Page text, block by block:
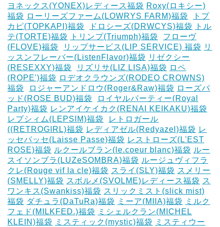
ヨネックス(YONEX)レディース福袋 Roxy(ロキシー)
福袋 ローリーズファーム(LOWRYS FARM)福袋
トプ
カピ(TOPKAPI)福袋
ドロシーズ(DRWCYS)福袋
トル
テ(TORTE)福袋
トリンプ(Triumph)福袋
フローヴ
(FLOVE)福袋
リップサービス(LIP SERVICE) 福袋 リ
ッスンフレーバー(ListenFlavor)福袋 リゼクシー
(RESEXXY)福袋
リズリサ(LIZ LISA)福袋 ロペ
(ROPE')福袋 ロデオクラウンズ(RODEO CROWNS)
福袋
ロジャーアンドロウ(Roger&Raw)福袋 ローズバ
ッド(ROSE BUD)福袋
ロイヤルパーティー(Royal
Party)福袋 レンアイケイカク(RENAI KEIKAKU)福袋
レプシィム(LEPSIM)福袋
レトロガール
((RETROGIRL)福袋 レディアゼル(Redyazel)福袋 レ
ッセパッセ(Laisse Passe)福袋 レストローズ(L'EST
ROSE)福袋 ルクールブラン(le.coeur blanc)福袋 ルー
スイソンブラ(LUZeSOMBRA)福袋 ルージュヴィフラ
クレ(Rouge vif la cle)福袋 スライ(SLY)福袋 スメリー
(SMELLY)福袋 スボルメ(SVOLME)レディース福袋 ス
ワンキス(Swankiss)福袋 スリックミスト(slick mist)
福袋 ダチュラ(DaTuRa)福袋 ‎ミーア(MIIA)福袋
ミルク
フェド(MILKFED.)福袋
ミシェルクラン(MICHEL
KLEIN)福袋
ミスティック(mystic)福袋
ミスティウー